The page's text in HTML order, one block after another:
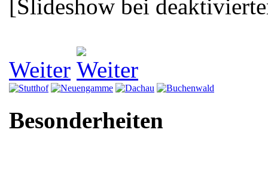
[Slideshow bei
Weiter
Besonderheiten